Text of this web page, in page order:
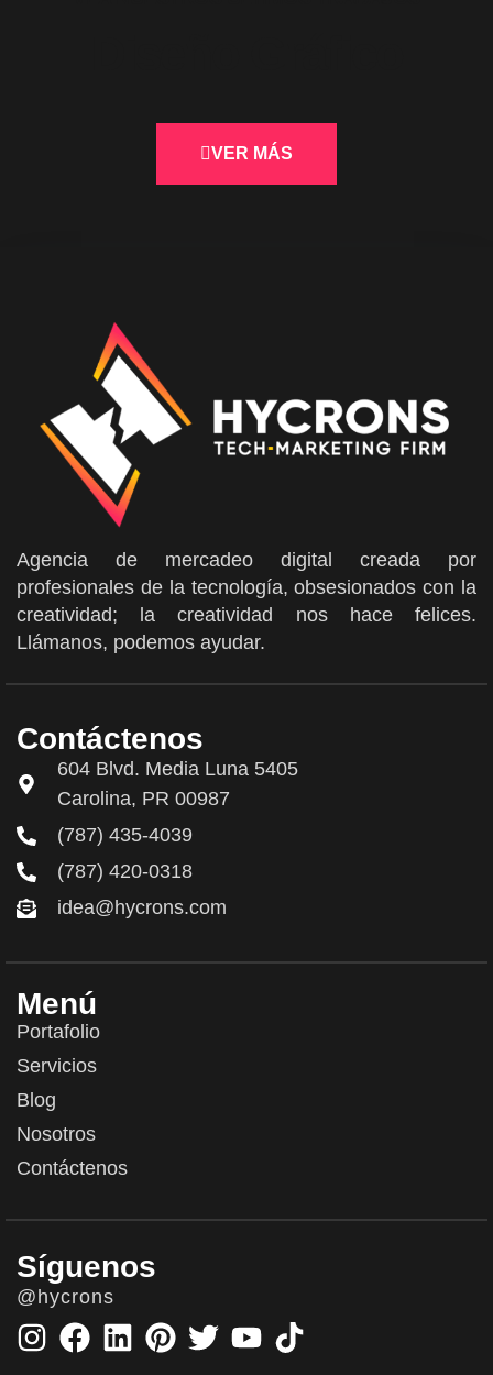
VER MÁS
Agencia de mercadeo digital creada por
profesionales de la tecnología, obsesionados con la
creatividad; la creatividad nos hace felices.
Llámanos, podemos ayudar.
Contáctenos
604 Blvd. Media Luna 5405
Carolina, PR 00987
(787) 435-4039
(787) 420-0318
idea@hycrons.com
Menú
Portafolio
Servicios
Blog
Nosotros
Contáctenos
Síguenos
@hycrons